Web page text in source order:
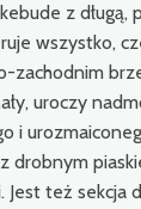
z długą,
wszystko,
zachodnim
uroczy
i
drobnym
też